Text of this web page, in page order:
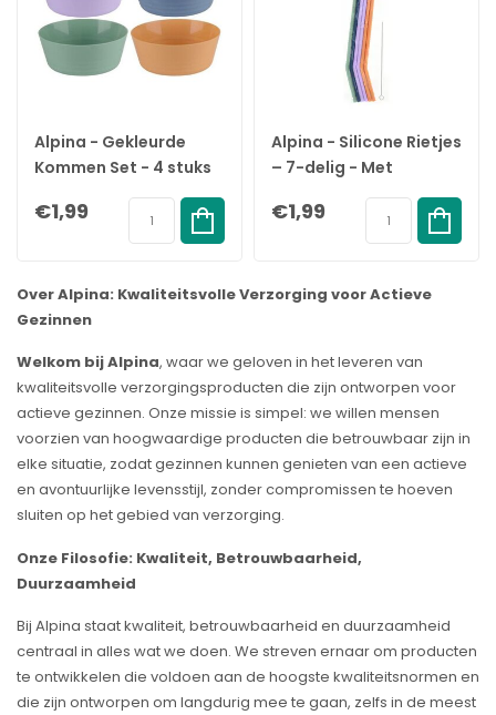
Alpina - Gekleurde
Kommen Set - 4 stuks
€1,99
Alpina - Silicone Rietjes
– 7-delig - Met
Reinigingsborstel
€1,99
Over Alpina: Kwaliteitsvolle Verzorging voor Actieve
Gezinnen
Welkom bij Alpina, waar we geloven in het leveren van
kwaliteitsvolle verzorgingsproducten die zijn ontworpen voor
actieve gezinnen. Onze missie is simpel: we willen mensen
voorzien van hoogwaardige producten die betrouwbaar zijn in
elke situatie, zodat gezinnen kunnen genieten van een actieve
en avontuurlijke levensstijl, zonder compromissen te hoeven
sluiten op het gebied van verzorging.
Onze Filosofie: Kwaliteit, Betrouwbaarheid,
Duurzaamheid
Bij Alpina staat kwaliteit, betrouwbaarheid en duurzaamheid
centraal in alles wat we doen. We streven ernaar om producten
te ontwikkelen die voldoen aan de hoogste kwaliteitsnormen en
die zijn ontworpen om langdurig mee te gaan, zelfs in de meest